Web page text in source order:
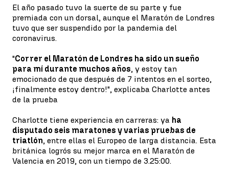
El año pasado tuvo la suerte de su parte y fue
premiada con un dorsal, aunque el Maratón de Londres
tuvo que ser suspendido por la pandemia del
coronavirus.
"Correr el Maratón de Londres ha sido un sueño
para mí durante muchos años, y estoy tan
emocionado de que después de 7 intentos en el sorteo,
¡finalmente estoy dentro!", explicaba Charlotte antes
de la prueba
Charlotte tiene experiencia en carreras: ya ha
disputado seis maratones y varias pruebas de
triatlón, entre ellas el Europeo de larga distancia. Esta
británica logrós su mejor marca en el Maratón de
Valencia en 2019, con un tiempo de 3.25:00.